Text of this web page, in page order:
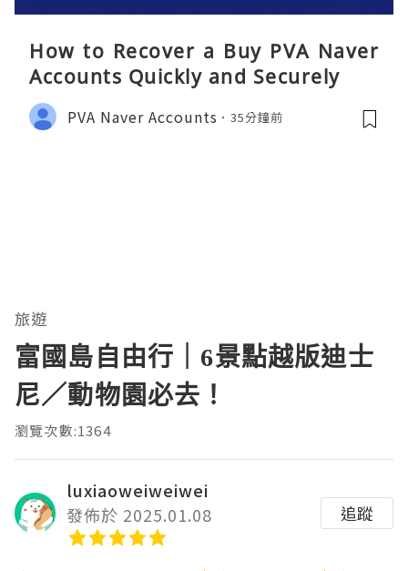
How to Recover a Buy PVA Naver
Accounts Quickly and Securely
PVA Naver Accounts 35分鐘前
旅遊
富國島自由行｜6景點越版迪士
尼／動物園必去！
瀏覽次數:1364
luxiaoweiweiwei
發佈於 2025.01.08
追蹤